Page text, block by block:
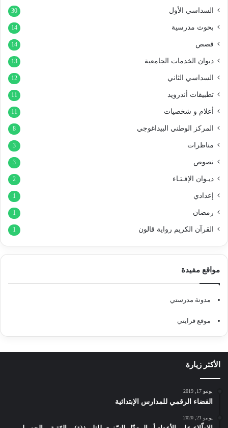
السداسي الأول 30
بحوث مدرسية 14
قصص 14
ديوان الخدمات الجامعية 13
السداسي الثاني 12
تطبيقات أندرويد 11
أعلام و شخصيات 11
المركز الوطني البيداغوجي 8
مناظرات 3
نصوص 3
ديـوان الإفـتـاء 2
إعدادي 1
رمضان 1
القرآن الكريم رواية قالون 1
مواقع مفيدة
مدونة مدرستي
موقع قرايتي
الأكثر زيارة
يونيو 17, 2019
الفضاء الرقمي للمدارس الإبتدائية
يونيو 21, 2020